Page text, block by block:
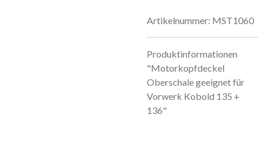
Artikelnummer: MST1060
Produktinformationen
"Motorkopfdeckel
Oberschale geeignet für
Vorwerk Kobold 135 +
136"